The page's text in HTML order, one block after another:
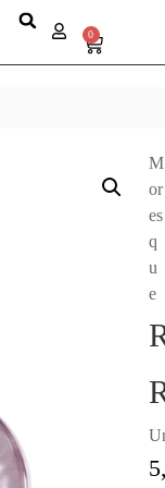
0
M
or
es
q
u
e